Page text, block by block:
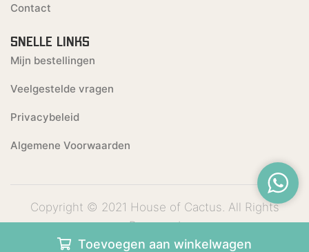
Toevoegen aan winkelwagen
Contact
SNELLE LINKS
Mijn bestellingen
Veelgestelde vragen
Privacybeleid
Algemene Voorwaarden
Copyright © 2021 House of Cactus. All Rights
Reserved